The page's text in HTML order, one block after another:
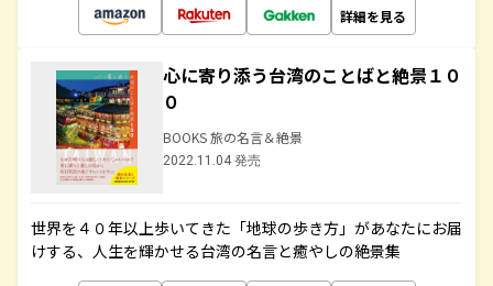
詳細を見る
心に寄り添う台湾のことばと絶景１０
０
BOOKS 旅の名言＆絶景
2022.11.04 発売
世界を４０年以上歩いてきた「地球の歩き方」があなたにお届
けする、人生を輝かせる台湾の名言と癒やしの絶景集